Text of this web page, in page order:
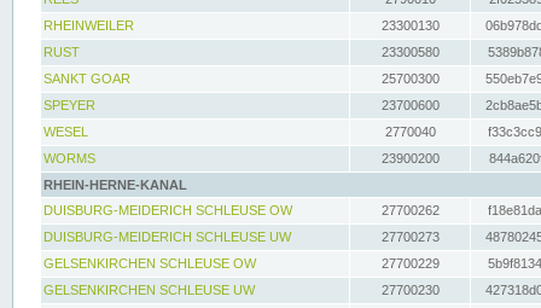
RHEINWEILER
23300130
RUST
23300580
SANKT GOAR
25700300
SPEYER
23700600
WESEL
2770040
WORMS
23900200
RHEIN-HERNE-KANAL
DUISBURG-MEIDERICH SCHLEUSE OW
27700262
DUISBURG-MEIDERICH SCHLEUSE UW
27700273
GELSENKIRCHEN SCHLEUSE OW
27700229
GELSENKIRCHEN SCHLEUSE UW
27700230